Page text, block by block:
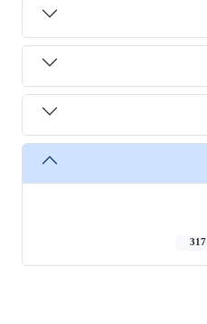
317